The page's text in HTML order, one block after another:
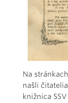
Na
našli
knižnica SSV